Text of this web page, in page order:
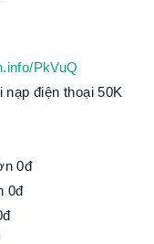
PkVuQ
điện thoại 50K
0đ
0đ